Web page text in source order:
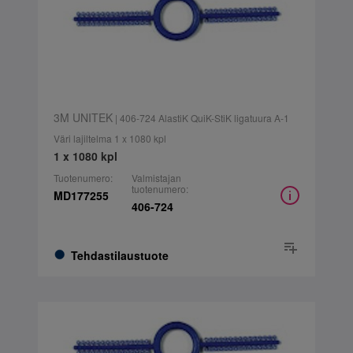
3M UNITEK| 406-724 AlastiK QuiK-StiK ligatuura A-1
Väri lajiltelma 1 x 1080 kpl
1 x 1080 kpl
Tuotenumero:
MD177255
Tehdastilaustuote
Valmistajan
tuotenumero:
406-724